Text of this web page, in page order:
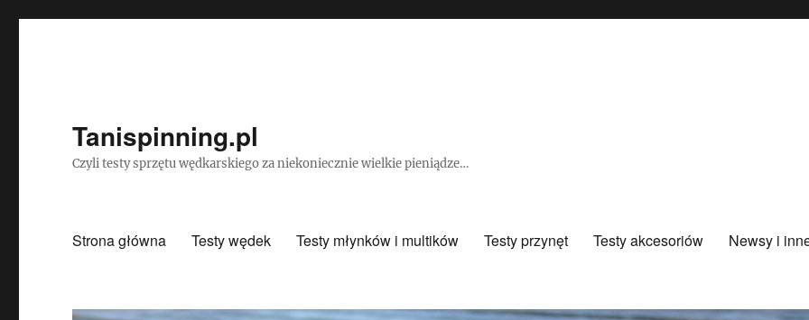
Tanispinning.pl
Czyli testy sprzętu wędkarskiego za niekoniecznie wielkie pieniądze…
Strona główna Testy wędek Testy młynków i multików Testy przynęt Testy akcesoriów Newsy i